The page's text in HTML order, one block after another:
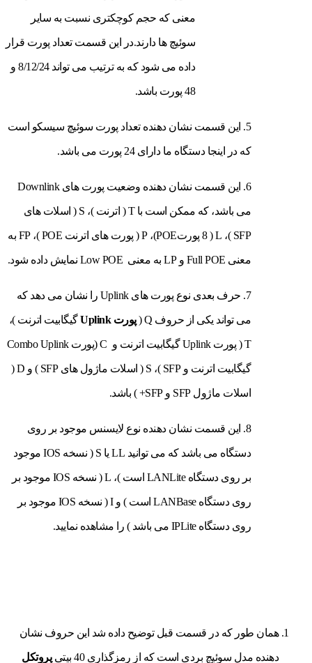
معنی که حجم کوچکتری نسبت به سایر
سوئیچ ها دارند.در این قسمت تعداد پورت قرار
داده می شود که به ترتیب می تواند 8/12/24 و
48 پورت باشد.
5. این قسمت نشان دهنده تعداد پورت سوئیچ سیسکو است
که در اینجا دستگاه ما دارای 24 پورت می باشد.
6. این قسمت نشان دهنده وضعیت پورت های Downlink
می باشد، که ممکن است با T ( اترنت )، S ( اسلات های
SFP )، L ( 8 پورتPOE)، P ( پورت های اترنت POE )، FP به
معنی Full POE و LP به معنی Low POE نمایش داده شود.
7. حرف بعدی نوع پورت های Uplink را نشان می دهد که
می تواند یکی از حروف Q ( پورت Uplink گیگابیت اترنت )،
T ( پورت Uplink گیگابیت اترنت و C (پورت Combo Uplink
گیگابیت اترنت و SFP )، S ( اسلات ماژول های SFP ) و D (
اسلات ماژول SFP و SFP+ ) باشد.
8. این قسمت نشان دهنده نوع لایسنس موجود بر روی
دستگاه می باشد که می توانید LL یا S ( نسخه IOS موجود
بر روی دستگاه LANLite است )، L ( نسخه IOS موجود بر
روی دستگاه LANBase است ) و I ( نسخه IOS موجود بر
روی دستگاه IPLite می باشد ) را مشاهده نمایید.
همان طور که در قسمت قبل توضیح داده شد این حروف نشان
دهنده مدل سوئیچ بردی است که از رمزگذاری 40 بیتی پروتکل